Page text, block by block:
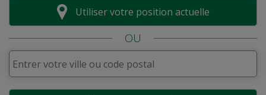
Utiliser votre position actuelle
OU